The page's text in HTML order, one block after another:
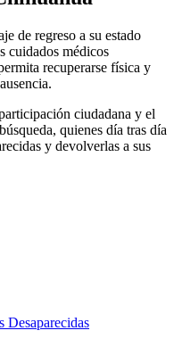
de regreso a su estado
cuidados médicos
recuperarse física y
ciudadana y el
quienes día tras día
y devolverlas a sus
Desaparecidas